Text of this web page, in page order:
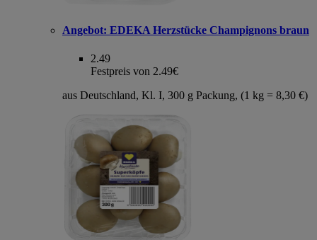
Angebot: EDEKA Herzstücke Champignons braun
2.49
Festpreis von 2.49€
aus Deutschland, Kl. I, 300 g Packung, (1 kg = 8,30 €)